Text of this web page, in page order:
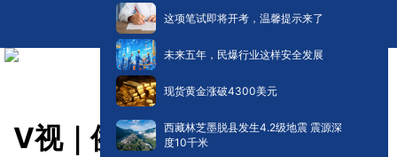
这项笔试即将开考，温馨提示来了
未来五年，民爆行业这样安全发展
现货黄金涨破4300美元
西藏林芝墨脱县发生4.2级地震 震源深
度10千米
V视｜侯长安率省友好交流代